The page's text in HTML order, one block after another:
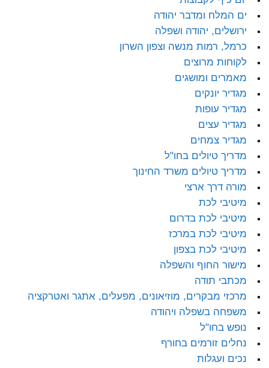
ים המלח ומדבר יהודה
ירושלים, יהודה ושפלה
כרמל, רמות מנשה וצפון השרון
לקוחות מרוצים
מאמרים ומושגים
מגדיר יונקים
מגדיר עופות
מגדיר עצים
מגדיר צמחים
מדריך טיולים בחו"ל
מדריך טיולים משרד החינוך
מורה דרך ארצי
מיטיבי לכת
מיטיבי לכת בדרום
מיטיבי לכת במרכז
מיטיבי לכת בצפון
מישור החוף והשפלה
מכתבי תודה
מרכזי מבקרים, מוזיאונים, מפעלים, אתגר ואטרקציה
משפחה בשפלה ויהודה
נופש בחו"ל
נחלים זורמים בחורף
נכים ועגלות